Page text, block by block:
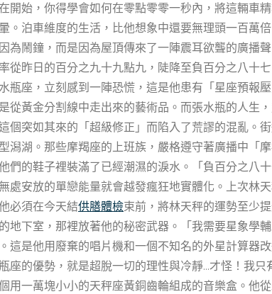
開始，你得學會如何在零點零零一秒內，將這輛
。泊車維度的生活，比他想象中還要無理頭一百萬
為鬧鐘，而是因為屋頂傳來了一陣震耳欲聾的廣播
從昨日的百分之九十九點九，陡降至負百分之八十
瓶座，立刻感到一陣恐慌，這是他患有「星座預報
從黃金分割線中走出來的藝術品。而張水瓶的人
個突如其來的「超級修正」而陷入了荒謬的混亂
潟湖。那些摩羯座的上班族，嚴格遵守著廣播中「
們的鞋子裡裝滿了已經潮濕的淚水。「負百分之
處安放的單戀能量就會越發瘋狂地實體化。上次林
必須在今天結供膳體檢束前，將林天秤的運勢至少
地下室，那裡放著他的秘密武器。「我需要星象學
這是他用廢棄的唱片機和一個不知名的外星計算
座的優勢，就是超脫一切的理性與冷靜…才怪！我
用一萬塊小小的天秤座黃銅齒輪組成的音樂盒。